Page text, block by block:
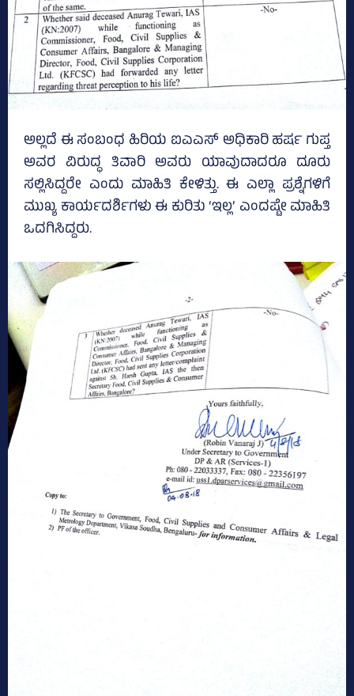
ಅಲ್ಲದೆ ಈ ಸಂಬಂಧ ಹಿರಿಯ ಐಎಎಸ್‌ ಅಧಿಕಾರಿ ಹರ್ಷ ಗುಪ್ತ
ಅವರ ವಿರುದ್ಧ ತಿವಾರಿ ಅವರು ಯಾವುದಾದರೂ ದೂರು
ಸಲ್ಲಿಸಿದ್ದರೇ ಎಂದು ಮಾಹಿತಿ ಕೇಳಿತ್ತು. ಈ ಎಲ್ಲಾ ಪ್ರಶ್ನೆಗಳಿಗೆ
ಮುಖ್ಯ ಕಾರ್ಯದರ್ಶಿಗಳು ಈ ಕುರಿತು ‘ಇಲ್ಲ’ ಎಂದಷ್ಟೇ ಮಾಹಿತಿ
ಒದಗಿಸಿದ್ದರು.